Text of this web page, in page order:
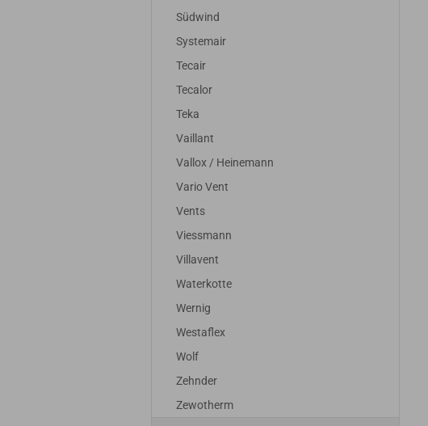
Südwind
Systemair
Tecair
Tecalor
Teka
Vaillant
Vallox / Heinemann
Vario Vent
Vents
Viessmann
Villavent
Waterkotte
Wernig
Westaflex
Wolf
Zehnder
Zewotherm